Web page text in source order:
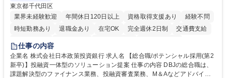
東京都千代田区
業界未経験歓迎
年間休日120日以上 資格取得支援あり
経験不問
時短勤務あり
退職金あり 在宅OK 完全週休2日制
交通費支給
駅近5分以内
食事補助あり
託児所あり
仕事の内容
企業名 株式会社日本政策投資銀行 求人名 【総合職/ポテンシャル採用(第2
新卒)】投融資一体型のソリューション提案 仕事の内容 DBJの総合職は、
課題解決型のファイナンス業務、投融資審査業務、M＆Aなどアドバイザ